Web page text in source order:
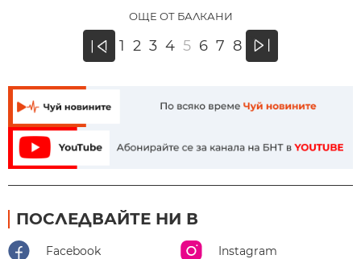
ОЩЕ ОТ БАЛКАНИ
« 1 2 3 4 5 6 7 8 »
ПОСЛЕДВАЙТЕ НИ В
Facebook Instagram